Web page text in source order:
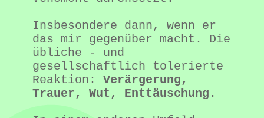
Insbesondere dann, wenn er
das mir gegenüber macht. Die
übliche - und
gesellschaftlich tolerierte
Reaktion: Verärgerung,
Trauer, Wut, Enttäuschung .